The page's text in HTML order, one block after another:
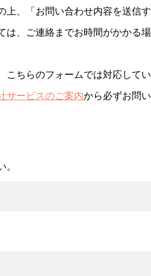
、「お問い合わせ内容を送信
は、ご連絡までお時間がかかる
ちらのフォームでは対応してい
サービスのご案内から必ずお問
。